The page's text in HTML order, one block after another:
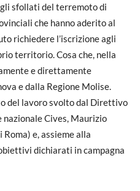
sfollati del terremoto di
che hanno aderito al
richiedere l’iscrizione agli
territorio. Cosa che, nella
e direttamente
e dalla Regione Molise.
del lavoro svolto dal Direttivo
Cives, Maurizio
e, assieme alla
dichiarati in campagna